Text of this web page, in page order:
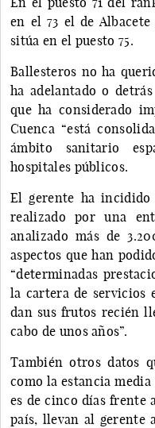
en el 73 el de
sitúa en el puesto 75.
Ballesteros no ha
ha adelantado o
que ha considerado
Cuenca “está
ámbito sanitario
hospitales públicos.
El gerente ha
realizado por una
analizado más de
aspectos que han
“determinadas
la cartera de servicios
dan sus frutos recién
cabo de unos años”.
También otros datos
como la estancia media
es de cinco días frente
país, llevan al gerente